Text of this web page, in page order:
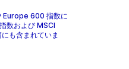
Europe 600 指数に
数および MSCI
も含まれていま